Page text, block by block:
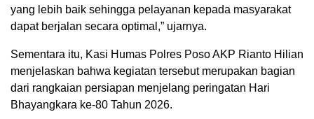
yang lebih baik sehingga pelayanan kepada masyarakat
dapat berjalan secara optimal,” ujarnya.
Sementara itu, Kasi Humas Polres Poso AKP Rianto Hilian
menjelaskan bahwa kegiatan tersebut merupakan bagian
dari rangkaian persiapan menjelang peringatan Hari
Bhayangkara ke-80 Tahun 2026.